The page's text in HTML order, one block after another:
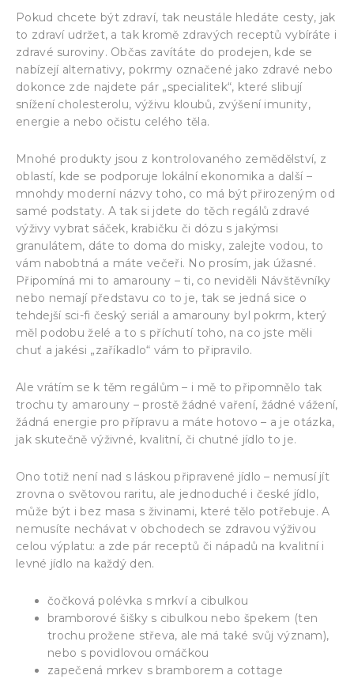
Pokud chcete být zdraví, tak neustále hledáte cesty, jak
to zdraví udržet, a tak kromě zdravých receptů vybíráte i
zdravé suroviny. Občas zavítáte do prodejen, kde se
nabízejí alternativy, pokrmy označené jako zdravé nebo
dokonce zde najdete pár „specialitek“, které slibují
snížení cholesterolu, výživu kloubů, zvýšení imunity,
energie a nebo očistu celého těla.
Mnohé produkty jsou z kontrolovaného zemědělství, z
oblastí, kde se podporuje lokální ekonomika a další –
mnohdy moderní názvy toho, co má být přirozeným od
samé podstaty. A tak si jdete do těch regálů zdravé
výživy vybrat sáček, krabičku či dózu s jakýmsi
granulátem, dáte to doma do misky, zalejte vodou, to
vám nabobtná a máte večeři. No prosím, jak úžasné.
Připomíná mi to amarouny – ti, co neviděli Návštěvníky
nebo nemají představu co to je, tak se jedná sice o
tehdejší sci-fi český seriál a amarouny byl pokrm, který
měl podobu želé a to s příchutí toho, na co jste měli
chuť a jakési „zaříkadlo“ vám to připravilo.
Ale vrátím se k těm regálům – i mě to připomnělo tak
trochu ty amarouny – prostě žádné vaření, žádné vážení,
žádná energie pro přípravu a máte hotovo – a je otázka,
jak skutečně výživné, kvalitní, či chutné jídlo to je.
Ono totiž není nad s láskou připravené jídlo – nemusí jít
zrovna o světovou raritu, ale jednoduché i české jídlo,
může být i bez masa s živinami, které tělo potřebuje. A
nemusíte nechávat v obchodech se zdravou výživou
celou výplatu: a zde pár receptů či nápadů na kvalitní i
levné jídlo na každý den.
čočková polévka s mrkví a cibulkou
bramborové šišky s cibulkou nebo špekem (ten
trochu prožene střeva, ale má také svůj význam),
nebo s povidlovou omáčkou
zapečená mrkev s bramborem a cottage